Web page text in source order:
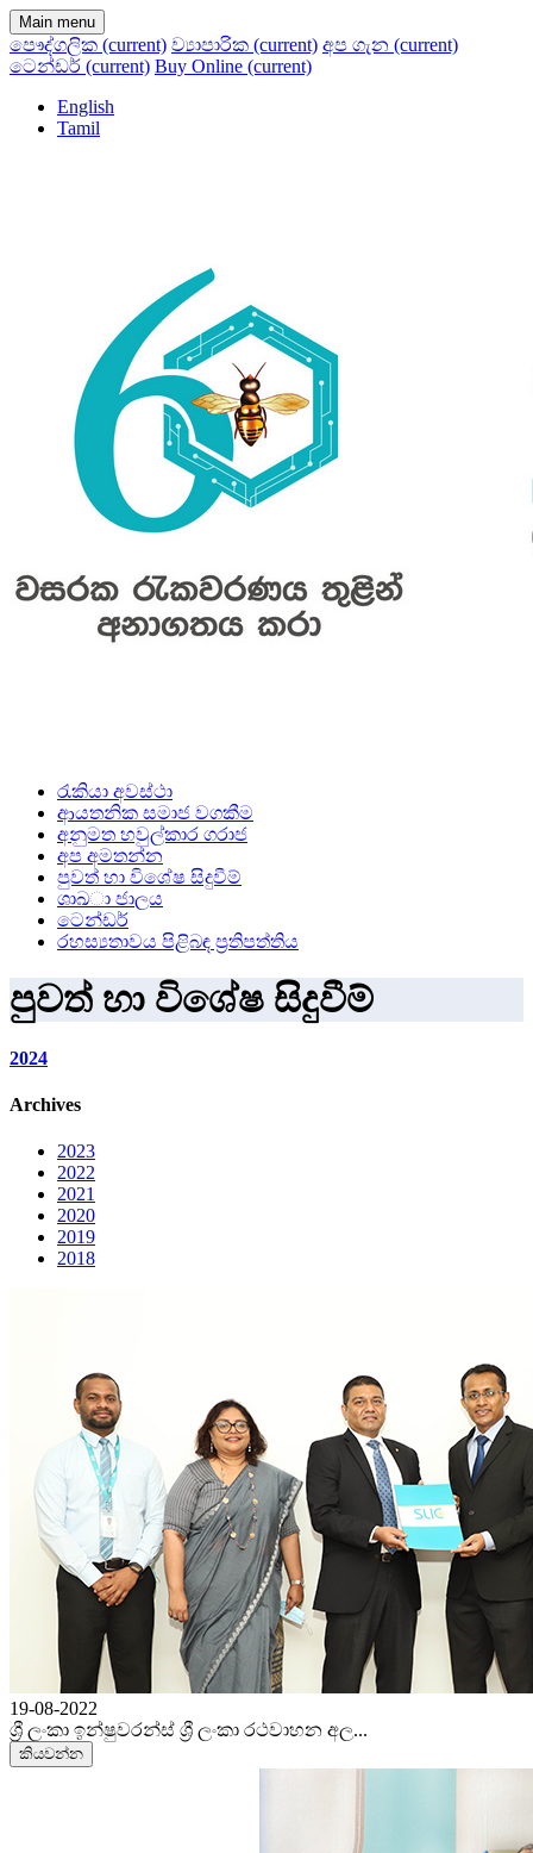
Main menu
පෞද්ගලික (current) ව්‍යාපාරික (current) අප ගැන (current)
ටෙන්ඩර් (current) Buy Online (current)
English
Tamil
රැකියා අවස්ථා
ආයතනික සමාජ වගකීම
අනුමත හවුල්කාර ගරාජ
අප අමතන්න
පුවත් හා විශේෂ සිදුවීම්
ශාඛා ජාලය
ටෙන්ඩර්
රහස්‍යතාවය පිළිබඳ ප්‍රතිපත්තිය
පුවත් හා විශේෂ සිදුවීම්
2024
Archives
2023
2022
2021
2020
2019
2018
19-08-2022
ශ්‍රී ලංකා ඉන්ෂුවරන්ස් ශ්‍රී ලංකා රථවාහන අල...
කියවන්න